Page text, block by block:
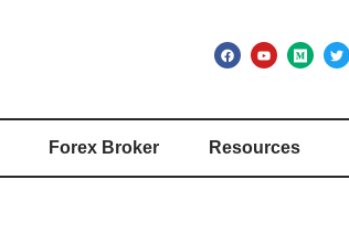
Forex Broker Resources